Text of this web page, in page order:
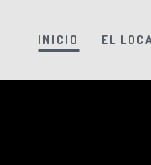
INICIO EL